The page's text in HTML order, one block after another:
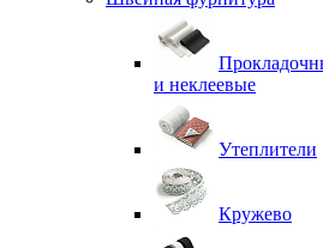
и неклеевые
Утеплители
Кружево